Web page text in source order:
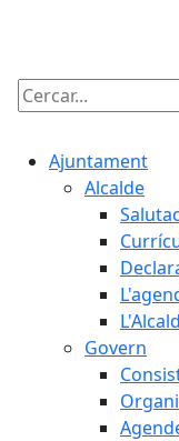
Cercar:
Ajuntament
Alcalde
Govern